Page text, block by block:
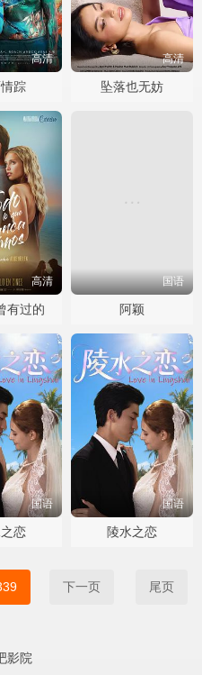
高清
踪
高清
坠落也无妨
高清
有过的
国语
阿颖
国语
恋
国语
陵水之恋
下一页 尾页
影院